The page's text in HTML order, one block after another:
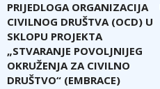
PRIJEDLOGA ORGANIZACIJA
CIVILNOG DRUŠTVA (OCD) U
SKLOPU PROJEKTA
„STVARANJE POVOLJNIJEG
OKRUŽENJA ZA CIVILNO
DRUŠTVO“ (EMBRACE)